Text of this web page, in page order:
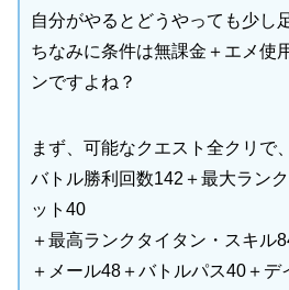
自分がやるとどうやっても少し
ちなみに条件は無課金＋エメ使
ンですよね？
まず、可能なクエスト全クリで、
バトル勝利回数142＋最大ラン
ット40
＋最高ランクタイタン・スキル
＋メール48＋バトルパス40＋デ